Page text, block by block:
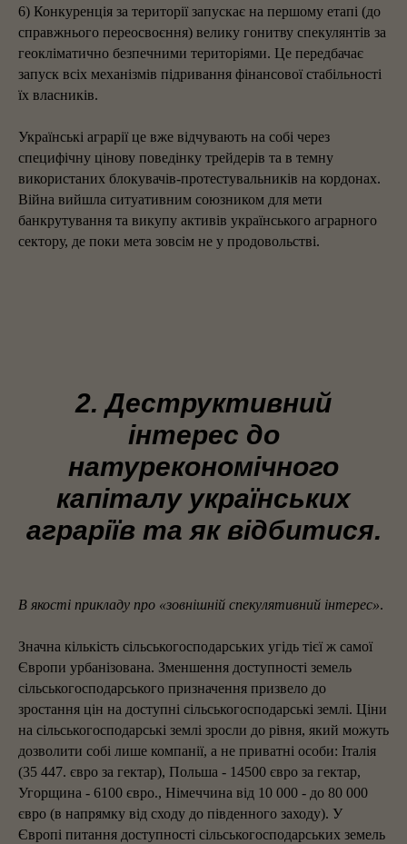
6) Конкуренція за території запускає на першому етапі (до
справжнього переосвоєння) велику гонитву спекулянтів за
геокліматично безпечними територіями. Це передбачає
запуск всіх механізмів підривання фінансової стабільності
їх власників.
Українські аграрії це вже відчувають на собі через
специфічну цінову поведінку трейдерів та в темну
використаних блокувачів-протестувальників на кордонах.
Війна вийшла ситуативним союзником для мети
банкрутування та викупу активів українського аграрного
сектору, де поки мета зовсім не у продовольстві.
2. Деструктивний
інтерес до
натурекономічного
капіталу українських
аграріїв та як відбитися.
В якості прикладу про «зовнішній спекулятивний інтерес».
Значна кількість сільськогосподарських угідь тієї ж самої
Європи урбанізована. Зменшення доступності земель
сільськогосподарського призначення призвело до
зростання цін на доступні сільськогосподарські землі. Ціни
на сільськогосподарські землі зросли до рівня, який можуть
дозволити собі лише компанії, а не приватні особи: Італія
(35 447. євро за гектар), Польша - 14500 євро за гектар,
Угорщина - 6100 євро., Німеччина від 10 000 - до 80 000
євро (в напрямку від сходу до південного заходу). У
Європі питання доступності сільськогосподарських земель